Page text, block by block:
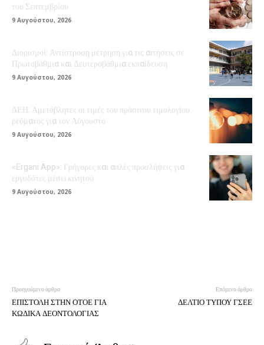
του Σεπτεμβρίου
9 Αυγούστου, 2026
Διορισμοί: Αντίστροφη μέτρηση για τις αιτήσεις σε
Πρωτοβάθμια και Δευτεροβάθμια εκπαίδευση
9 Αυγούστου, 2026
ΔΕΗ: Αμετάβλητες οι τιμές του πράσινου τιμολογίου
ρεύματος για τον Αύγουστο
9 Αυγούστου, 2026
«Ergani App»: Γρήγορες και απλές προσλήψεις για
εργοδότες μέσω κινητού
9 Αυγούστου, 2026
Προηγούμενο άρθρο
ΕΠΙΣΤΟΛΗ ΣΤΗΝ ΟΤΟΕ ΓΙΑ
ΚΩΔΙΚΑ ΔΕΟΝΤΟΛΟΓΙΑΣ
Επόμενο άρθρο
ΔΕΛΤΙΟ ΤΥΠΟΥ ΓΣΕΕ